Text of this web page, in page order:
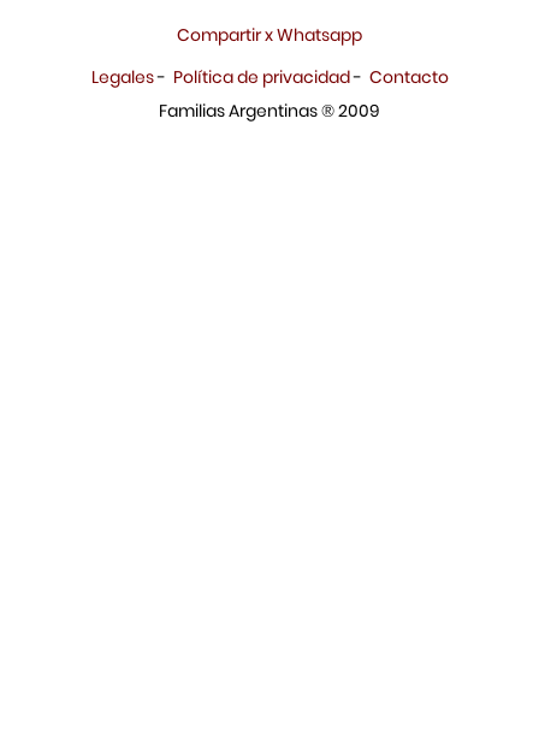
Compartir x Whatsapp
Legales- Política de privacidad- Contacto
Familias Argentinas ® 2009